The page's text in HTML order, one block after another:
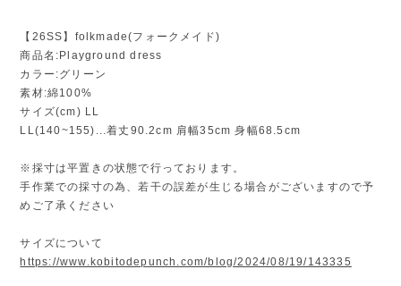
【26SS】folkmade(フォークメイド)
商品名:Playground dress
カラー:グリーン
素材:綿100%
サイズ(cm) LL
LL(140~155)...着丈90.2cm 肩幅35cm 身幅68.5cm
※採寸は平置きの状態で行っております。
手作業での採寸の為、若干の誤差が生じる場合がございますので予
めご了承ください
サイズについて
https://www.kobitodepunch.com/blog/2024/08/19/143335